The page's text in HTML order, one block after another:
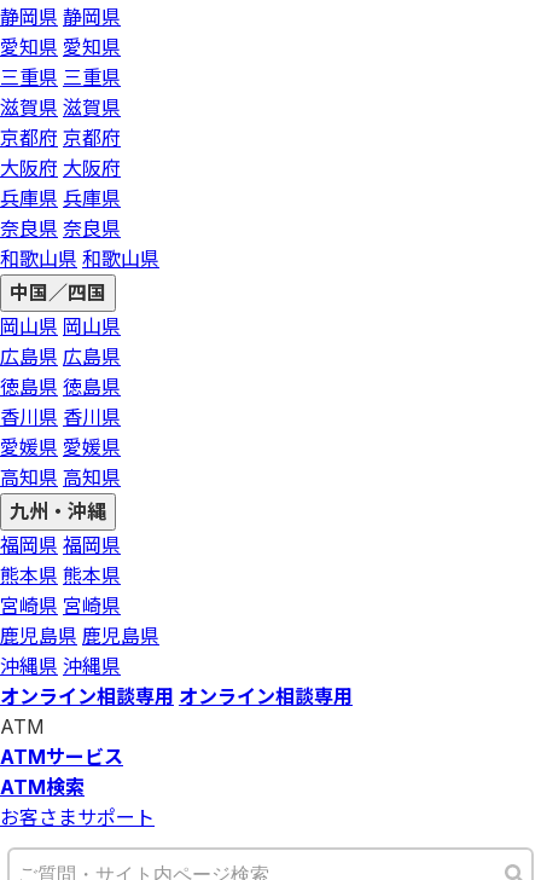
静岡県 静岡県
愛知県 愛知県
三重県 三重県
滋賀県 滋賀県
京都府 京都府
大阪府 大阪府
兵庫県 兵庫県
奈良県 奈良県
和歌山県 和歌山県
中国／四国
岡山県 岡山県
広島県 広島県
徳島県 徳島県
香川県 香川県
愛媛県 愛媛県
高知県 高知県
九州・沖縄
福岡県 福岡県
熊本県 熊本県
宮崎県 宮崎県
鹿児島県 鹿児島県
沖縄県 沖縄県
オンライン相談専用 オンライン相談専用
ATM
ATMサービス
ATM検索
お客さまサポート